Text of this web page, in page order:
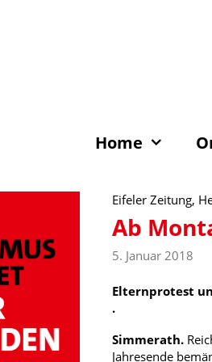
Home
Eifeler Zeitung,
Ab
5. Januar 2018
Elternprotest
.
Simmerath.
Jahresende